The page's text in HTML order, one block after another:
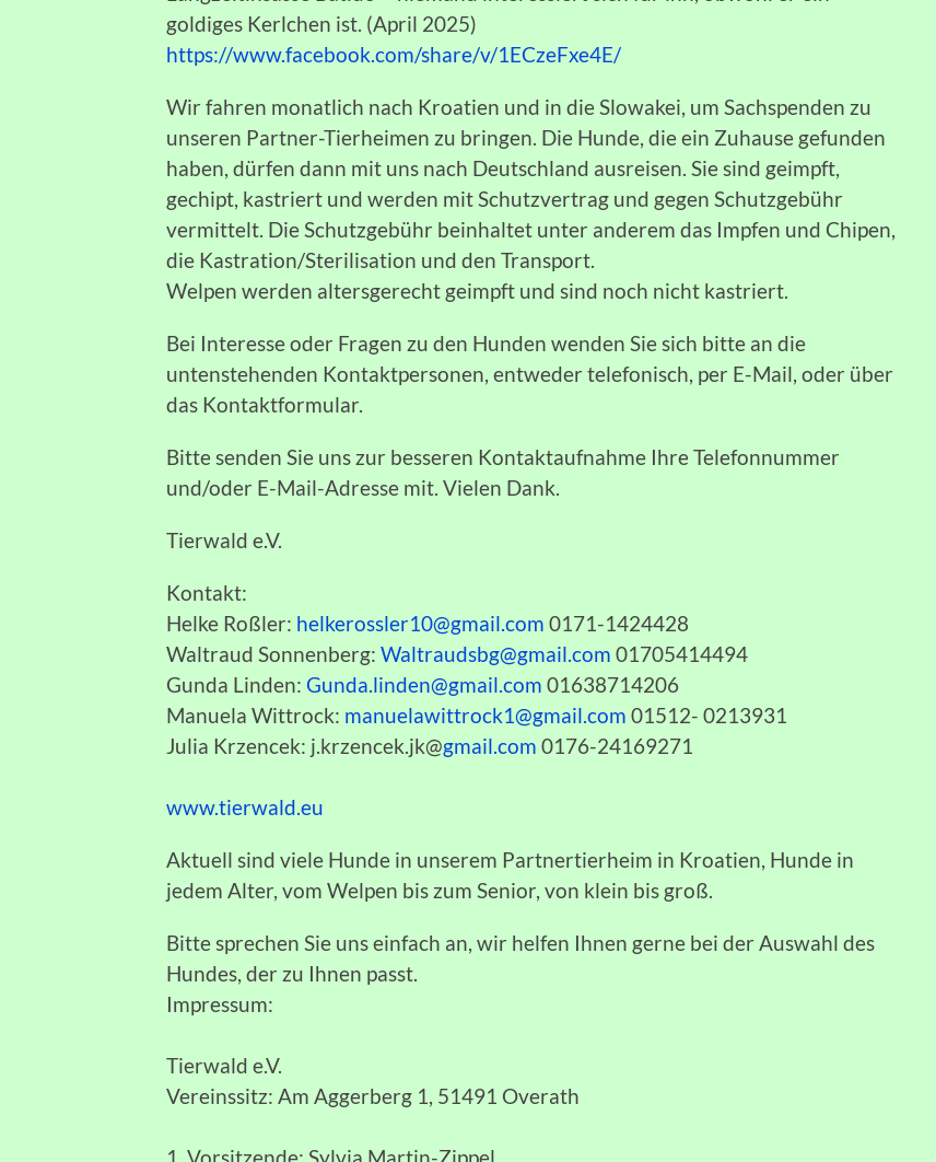
goldiges Kerlchen ist. (April 2025)
https://www.facebook.com/share/v/1ECzeFxe4E/
Wir fahren monatlich nach Kroatien und in die Slowakei, um Sachspenden zu
unseren Partner-Tierheimen zu bringen. Die Hunde, die ein Zuhause gefunden
haben, dürfen dann mit uns nach Deutschland ausreisen. Sie sind geimpft,
gechipt, kastriert und werden mit Schutzvertrag und gegen Schutzgebühr
vermittelt. Die Schutzgebühr beinhaltet unter anderem das Impfen und Chipen,
die Kastration/Sterilisation und den Transport.
Welpen werden altersgerecht geimpft und sind noch nicht kastriert.
Bei Interesse oder Fragen zu den Hunden wenden Sie sich bitte an die
untenstehenden Kontaktpersonen, entweder telefonisch, per E-Mail, oder über
das Kontaktformular.
Bitte senden Sie uns zur besseren Kontaktaufnahme Ihre Telefonnummer
und/oder E-Mail-Adresse mit. Vielen Dank.
Tierwald e.V.
Kontakt:
Helke Roßler: helkerossler10@gmail.com 0171-1424428
Waltraud Sonnenberg: Waltraudsbg@gmail.com 01705414494
Gunda Linden: Gunda.linden@gmail.com 01638714206
Manuela Wittrock: manuelawittrock1@gmail.com 01512- 0213931
Julia Krzencek: j.krzencek.jk@gmail.com 0176-24169271
www.tierwald.eu
Aktuell sind viele Hunde in unserem Partnertierheim in Kroatien, Hunde in
jedem Alter, vom Welpen bis zum Senior, von klein bis groß.
Bitte sprechen Sie uns einfach an, wir helfen Ihnen gerne bei der Auswahl des
Hundes, der zu Ihnen passt.
Impressum:
Tierwald e.V.
Vereinssitz: Am Aggerberg 1, 51491 Overath